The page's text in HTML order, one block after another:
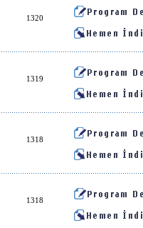
1320
1319
1318
1318